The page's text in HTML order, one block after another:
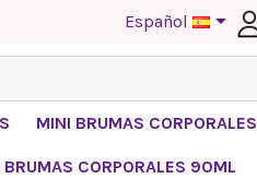
Español 
MINI BRUMAS CORPORALES
BRUMAS CORPORALES 90ML